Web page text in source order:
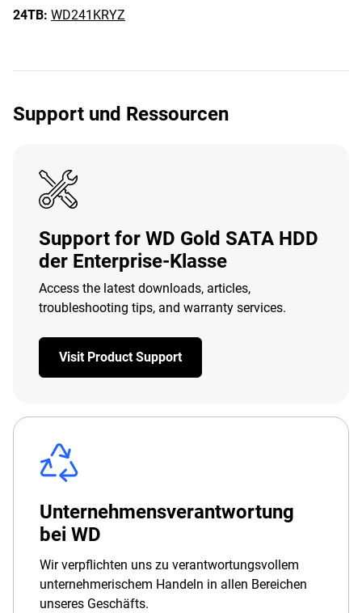
24TB: WD241KRYZ
Support und Ressourcen
Support for WD Gold SATA HDD
der Enterprise-Klasse
Access the latest downloads, articles,
troubleshooting tips, and warranty services.
Visit Product Support
Unternehmensverantwortung
bei WD
Wir verpflichten uns zu verantwortungsvollem
unternehmerischem Handeln in allen Bereichen
unseres Geschäfts.